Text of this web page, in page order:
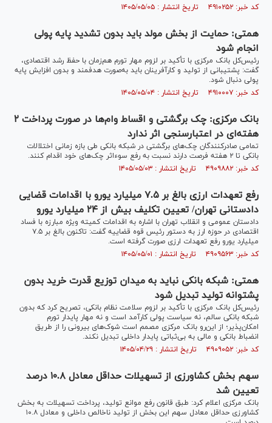
کد خبر: ۴۹۱۰۲۵۲ تاریخ انتشار : ۱۴۰۵/۰۵/۰۵
همتی: حمایت از بخش مولد باید بدون تشدید پایه پولی
انجام شود
رئیس‌کل بانک مرکزی با تأکید بر لزوم مهار تورم هم‌زمان با حفظ رشد اقتصادی،
گفت: پشتیبانی از تولید و کارآفرینان باید به‌صورت هدفمند و بدون افزایش پایه
پولی دنبال شود.
کد خبر: ۴۹۱۰۰۰۷ تاریخ انتشار : ۱۴۰۵/۰۵/۰۴
بانک مرکزی: چک برگشتی و اقساط وام‌ها در صورت پرداخت ۲
هفته‌ای در اعتبارسنجی اثر ندارد
تمامی صادرکنندگان چک‌های برگشتی در شبکه بانکی طی بازه زمانی اختلالات
بانکی تا ۲ هفته فرصت دارند نسبت به رفع سوءاثر چک‌های خود اقدام کنند.
کد خبر: ۴۹۰۹۸۸۲ تاریخ انتشار : ۱۴۰۵/۰۵/۰۳
رفع تعهدات ارزی بالغ بر ۷.۵ میلیارد یورو با اقدامات قضایی
دادستانی تهران/ تعیین تکلیف بیش از ۲۴ میلیارد یورو
دادستان عمومی و انقلاب تهران با اشاره به اقدامات کمیته ویژه مبارزه با فساد
اقتصادی در حوزه ارز به دستور رئیس قوه قضاییه گفت: تاکنون بالغ بر ۷.۵
میلیارد یورو رفع تعهدات ارزی صورت گرفته است.
کد خبر: ۴۹۰۹۵۶۳ تاریخ انتشار : ۱۴۰۵/۰۵/۰۱
همتی: شبکه بانکی نباید به میدان توزیع قدرت خرید بدون
پشتوانه تولید تبدیل شود
رئیس‌کل بانک مرکزی با تأکید بر لزوم سلامت نظام بانکی، تصریح کرد که بدون
شبکه بانکی سالم، نه سیاست پولی کارآمد است و نه مهار پایدار تورم
امکان‌پذیر؛ از این‌رو بانک مرکزی مصمم است شوک‌های بیرونی را از طریق
انضباط بانکی و مالی به بی‌ثباتی پایدار داخلی تبدیل نکند.
کد خبر: ۴۹۰۹۰۵۲ تاریخ انتشار : ۱۴۰۵/۰۴/۲۹
سهم بخش کشاورزی از تسهیلات حداقل معادل ۱۰.۸ درصد
تعیین شد
بانک مرکزی اعلام کرد: طبق قانون رفع موانع تولید، پرداخت تسهیلات به بخش
کشاورزی حداقل معادل سهم این ﺑﺨﺶ ﺍﺯ ﺗﻮﻟﻴﺪ ﻧﺎﺧﺎﻟﺺ داخلی و معا‏‏‏‏‏‏دل ۱۰.۸